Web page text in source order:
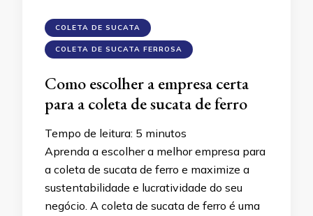
COLETA DE SUCATA
COLETA DE SUCATA FERROSA
Como escolher a empresa certa
para a coleta de sucata de ferro
Tempo de leitura: 5 minutos
Aprenda a escolher a melhor empresa para
a coleta de sucata de ferro e maximize a
sustentabilidade e lucratividade do seu
negócio. A coleta de sucata de ferro é uma